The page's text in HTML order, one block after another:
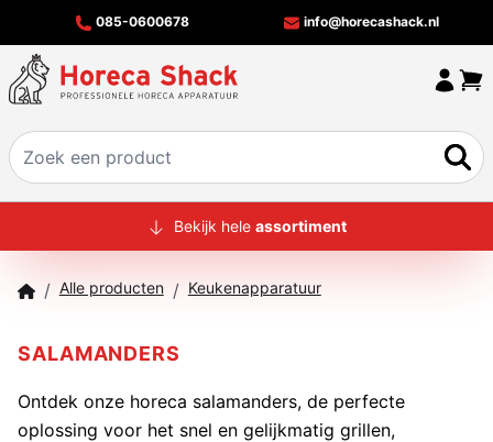
085-0600678 info@horecashack.nl
HOME
CONTACT
Bekijk hele assortiment
/ Alle producten / Keukenapparatuur
SALAMANDERS
Ontdek onze horeca salamanders, de perfecte
oplossing voor het snel en gelijkmatig grillen,